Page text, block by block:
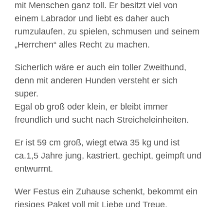
mit Menschen ganz toll. Er besitzt viel von
einem Labrador und liebt es daher auch
rumzulaufen, zu spielen, schmusen und seinem
„Herrchen“ alles Recht zu machen.
Sicherlich wäre er auch ein toller Zweithund,
denn mit anderen Hunden versteht er sich
super.
Egal ob groß oder klein, er bleibt immer
freundlich und sucht nach Streicheleinheiten.
Er ist 59 cm groß, wiegt etwa 35 kg und ist
ca.1,5 Jahre jung, kastriert, gechipt, geimpft und
entwurmt.
Wer Festus ein Zuhause schenkt, bekommt ein
riesiges Paket voll mit Liebe und Treue.